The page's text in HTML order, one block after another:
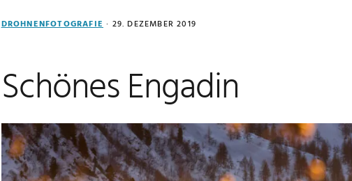
DROHNENFOTOGRAFIE · 29. DEZEMBER 2019
Schönes Engadin